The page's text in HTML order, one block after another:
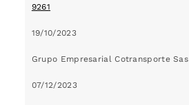
9261
19/10/2023
Grupo Empresarial Cotransporte Sas
07/12/2023